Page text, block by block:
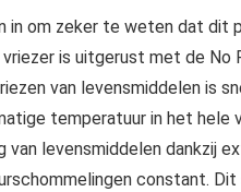
in om zeker te weten dat dit
vriezer is uitgerust met de
van levensmiddelen is
temperatuur in het hele
van levensmiddelen dankzij
constant.